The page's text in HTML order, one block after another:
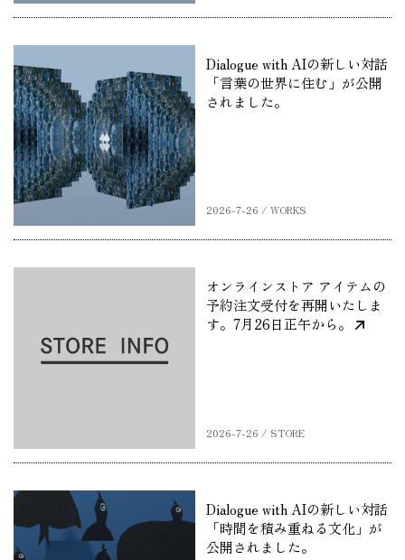
Dialogue with AIの新しい対話
「言葉の世界に住む」が公開
されました。
2026-7-26 / WORKS
オンラインストア アイテムの
予約注文受付を再開いたしま
す。7月26日正午から。
2026-7-26 / STORE
Dialogue with AIの新しい対話
「時間を積み重ねる文化」が
公開されました。